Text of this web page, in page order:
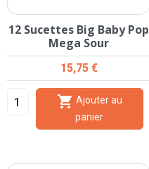
12 Sucettes Big Baby Pop
Mega Sour
Prix
15,75 €

panier